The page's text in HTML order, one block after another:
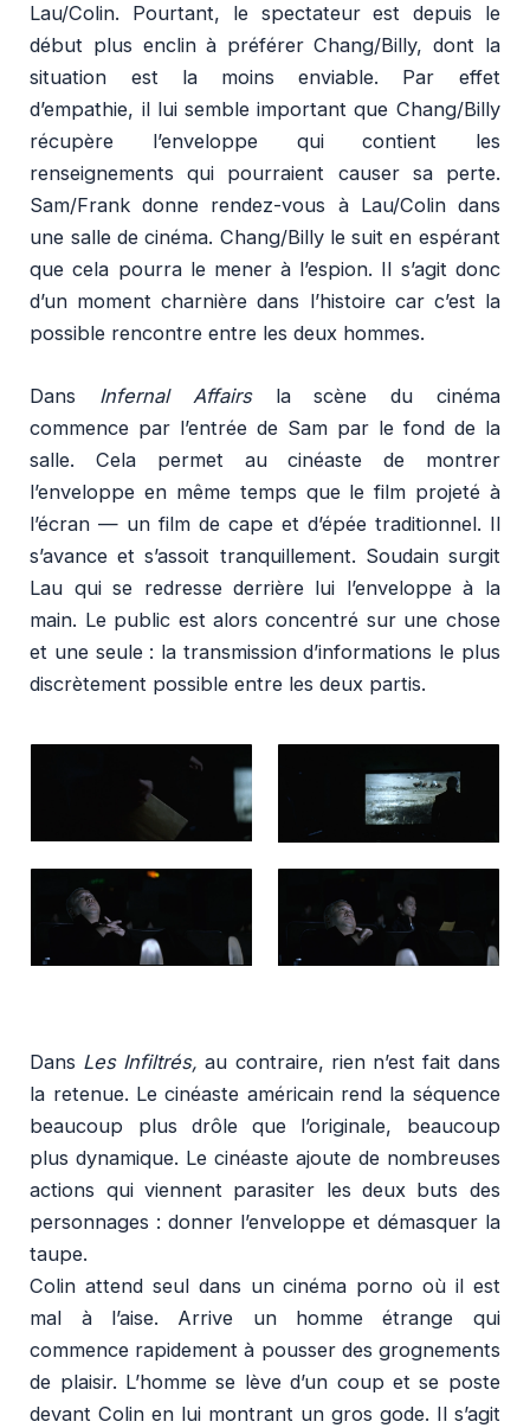
Lau/Colin. Pourtant, le spectateur est depuis le
début plus enclin à préférer Chang/Billy, dont la
situation est la moins enviable. Par effet
d’empathie, il lui semble important que Chang/Billy
récupère l’enveloppe qui contient les
renseignements qui pourraient causer sa perte.
Sam/Frank donne rendez-vous à Lau/Colin dans
une salle de cinéma. Chang/Billy le suit en espérant
que cela pourra le mener à l’espion. Il s’agit donc
d’un moment charnière dans l’histoire car c’est la
possible rencontre entre les deux hommes.
Dans Infernal Affairsla scène du cinéma
commence par l’entrée de Sam par le fond de la
salle. Cela permet au cinéaste de montrer
l’enveloppe en même temps que le film projeté à
l’écran — un film de cape et d’épée traditionnel. Il
s’avance et s’assoit tranquillement. Soudain surgit
Lau qui se redresse derrière lui l’enveloppe à la
main. Le public est alors concentré sur une chose
et une seule : la transmission d’informations le plus
discrètement possible entre les deux partis.
Dans Les Infiltrés,au contraire, rien n’est fait dans
la retenue. Le cinéaste américain rend la séquence
beaucoup plus drôle que l’originale, beaucoup
plus dynamique. Le cinéaste ajoute de nombreuses
actions qui viennent parasiter les deux buts des
personnages : donner l’enveloppe et démasquer la
taupe.
Colin attend seul dans un cinéma porno où il est
mal à l’aise. Arrive un homme étrange qui
commence rapidement à pousser des grognements
de plaisir. L’homme se lève d’un coup et se poste
devant Colin en lui montrant un gros gode. Il s’agit